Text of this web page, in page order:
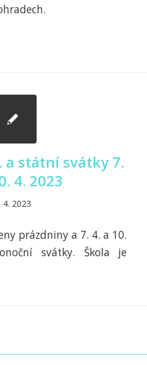
a státní svátky 7.
4. 2023
4. 2023
prázdniny a 7. 4. a 10.
svátky. Škola je